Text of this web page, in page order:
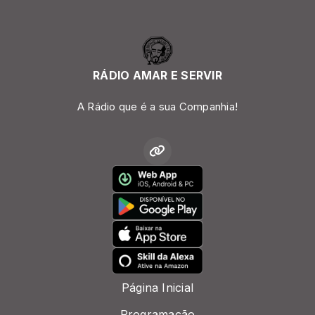
RÁDIO AMAR E SERVIR
A Rádio que é a sua Companhia!
Página Inicial